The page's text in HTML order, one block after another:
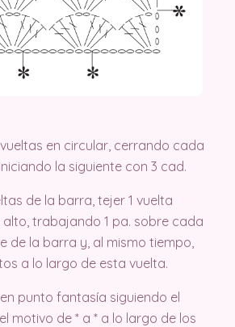
en circular, cerrando cada
la siguiente con 3 cad.
de la barra, tejer 1 vuelta
trabajando 1 pa. sobre cada
de la barra y, al mismo tiempo,
a lo largo de esta vuelta.
punto fantasía siguiendo el
motivo de * a * a lo largo de los